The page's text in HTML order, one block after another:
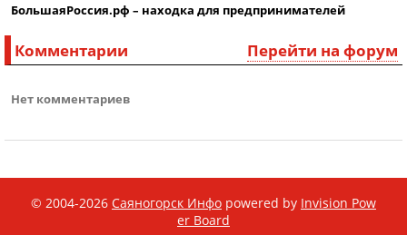
БольшаяРоссия.рф – находка для предпринимателей
Перейти на форум
Комментарии
Нет комментариев
© 2004-2026 Саяногорск Инфо powered by Invision Pow
er Board